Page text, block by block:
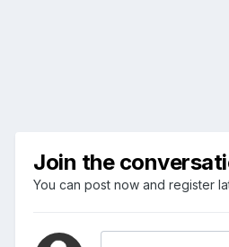
Join the
You can post now and register